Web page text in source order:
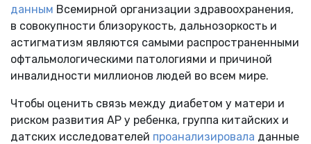
данным Всемирной организации здравоохранения,
в совокупности близорукость, дальнозоркость и
астигматизм являются самыми распространенными
офтальмологическими патологиями и причиной
инвалидности миллионов людей во всем мире.
Чтобы оценить связь между диабетом у матери и
риском развития АР у ребенка, группа китайских и
датских исследователей проанализировала данные